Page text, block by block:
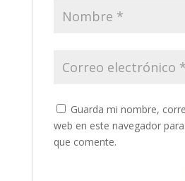
Guarda mi nombre,
web en este navegador
que comente.